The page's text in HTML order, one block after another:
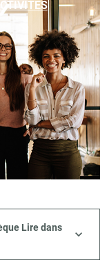
Lire dans